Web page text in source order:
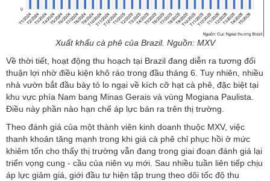
Xuất khẩu cà phê của Brazil. Nguồn: MXV
Về thời tiết, hoạt động thu hoạch tại Brazil đang diễn ra tương đối
thuận lợi nhờ điều kiện khô ráo trong đầu tháng 6. Tuy nhiên, nhiều
nhà vườn bắt đầu bày tỏ lo ngại về kích cỡ hạt cà phê, đặc biệt tại
khu vực phía Nam bang Minas Gerais và vùng Mogiana Paulista.
Điều này phần nào hạn chế áp lực bán ra trên thị trường.
Theo đánh giá của một thành viên kinh doanh thuộc MXV, việc
thanh khoản tăng mạnh trong khi giá cà phê chỉ phục hồi ở mức
khiêm tốn cho thấy thị trường vẫn đang trong giai đoạn đánh giá lại
triển vọng cung - cầu của niên vụ mới. Sau nhiều tuần liên tiếp chịu
áp lực giảm giá, giới đầu tư hiện tập trung theo dõi tốc độ thu